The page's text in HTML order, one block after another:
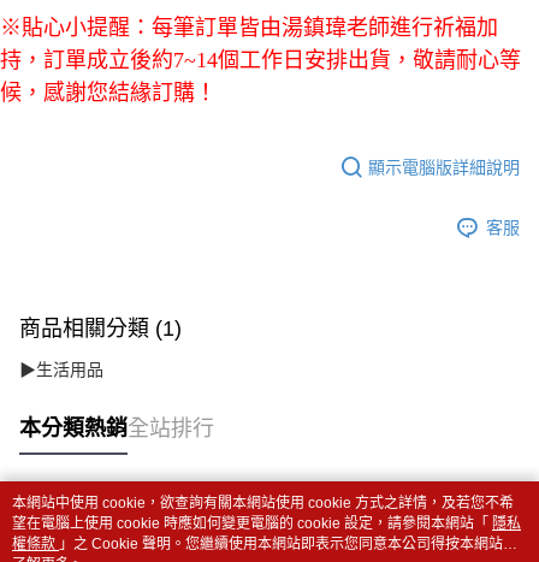
※貼心小提醒：每筆訂單皆由湯鎮瑋老師進行祈福加
持，訂單成立後約7~14個工作日安排出貨，敬請耐心等
候，感謝您結緣訂購！
顯示電腦版詳細說明
客服
商品相關分類 (1)
▶生活用品
本分類熱銷全站排行
熱門標籤
本網站中使用 cookie，欲查詢有關本網站使用 cookie 方式之詳情，及若您不希
望在電腦上使用 cookie 時應如何變更電腦的 cookie 設定，請參閱本網站「 隱私
權條款 」之 Cookie 聲明。您繼續使用本網站即表示您同意本公司得按本網站使